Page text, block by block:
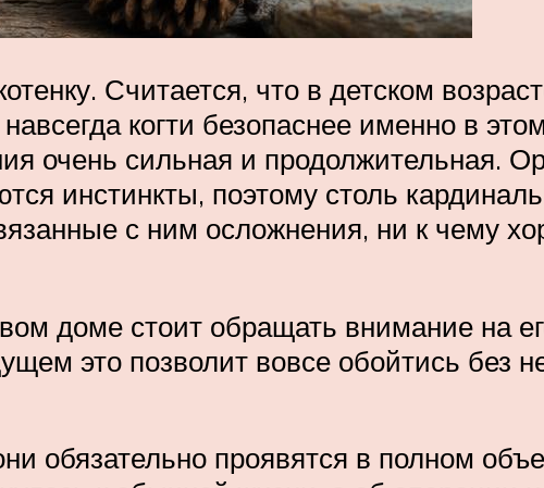
Считается, что в детском
когти безопаснее именно в
очень сильная и продолжительная.
инстинкты, поэтому столь
с ним осложнения, ни к чему
доме стоит обращать внимание на
это позволит вовсе обойтись без
обязательно проявятся в полном